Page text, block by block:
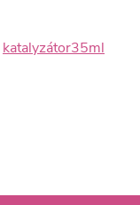
katalyzátor35ml